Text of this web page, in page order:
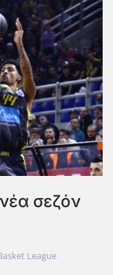
σεζόν
League